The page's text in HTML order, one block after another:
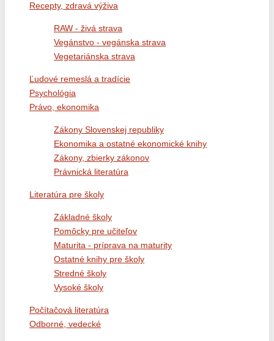
Recepty, zdravá výživa
RAW - živá strava
Vegánstvo - vegánska strava
Vegetariánska strava
Ľudové remeslá a tradície
Psychológia
Právo, ekonomika
Zákony Slovenskej republiky
Ekonomika a ostatné ekonomické knihy
Zákony, zbierky zákonov
Právnická literatúra
Literatúra pre školy
Základné školy
Pomôcky pre učiteľov
Maturita - príprava na maturity
Ostatné knihy pre školy
Stredné školy
Vysoké školy
Počítačová literatúra
Odborné, vedecké